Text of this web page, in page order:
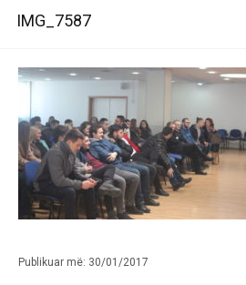
IMG_7587
Publikuar më: 30/01/2017